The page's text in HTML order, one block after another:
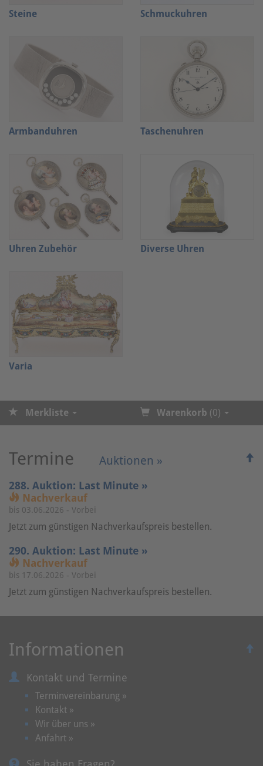
Steine Schmuckuhren
Armbanduhren Taschenuhren
Uhren Zubehör Diverse Uhren
Varia
Merkliste Warenkorb (0)
Termine Auktionen »
288. Auktion: Last Minute »
Nachverkauf
bis 03.06.2026 - Vorbei
Jetzt zum günstigen Nachverkaufspreis bestellen.
290. Auktion: Last Minute »
Nachverkauf
bis 17.06.2026 - Vorbei
Jetzt zum günstigen Nachverkaufspreis bestellen.
Informationen
Kontakt und Termine
Terminvereinbarung »
Kontakt »
Wir über uns »
Anfahrt »